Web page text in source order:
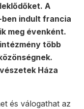
A
indult francia
meg évenként.
több
Háza
és válogathat az